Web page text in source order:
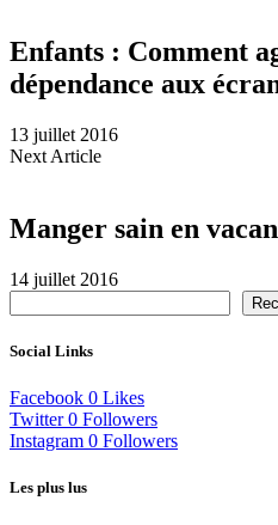
Enfants : Comment
dépendance aux
13 juillet 2016
Next Article
Manger sain en
14 juillet 2016
Social Links
Facebook 0 Likes
Twitter 0 Followers
Instagram 0 Followers
Les plus lus